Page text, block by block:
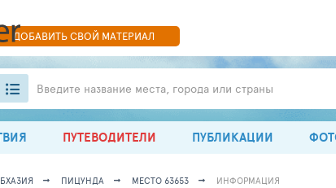
ДОБАВИТЬСВОЙ МАТЕРИАЛ
Введите название места, города или страны
ПУТЕВОДИТЕЛИ ПУБЛИКАЦИИ
ПИЦУНДА МЕСТО 63653 ИНФОРМАЦИЯ